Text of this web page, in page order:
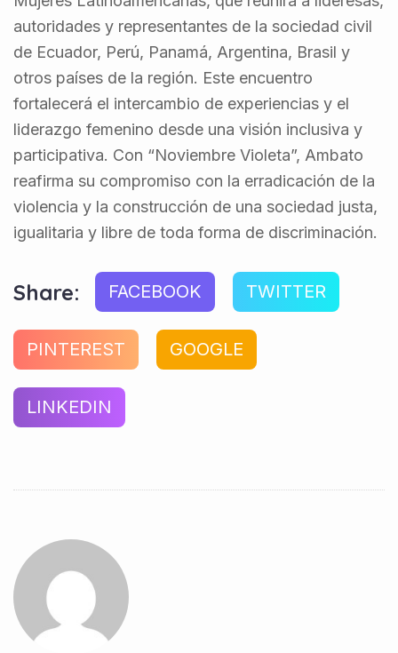
autoridades y representantes de la sociedad civil
de Ecuador, Perú, Panamá, Argentina, Brasil y
otros países de la región. Este encuentro
fortalecerá el intercambio de experiencias y el
liderazgo femenino desde una visión inclusiva y
participativa. Con “Noviembre Violeta”, Ambato
reafirma su compromiso con la erradicación de la
violencia y la construcción de una sociedad justa,
igualitaria y libre de toda forma de discriminación.
Share: FACEBOOK TWITTER
PINTEREST GOOGLE
LINKEDIN